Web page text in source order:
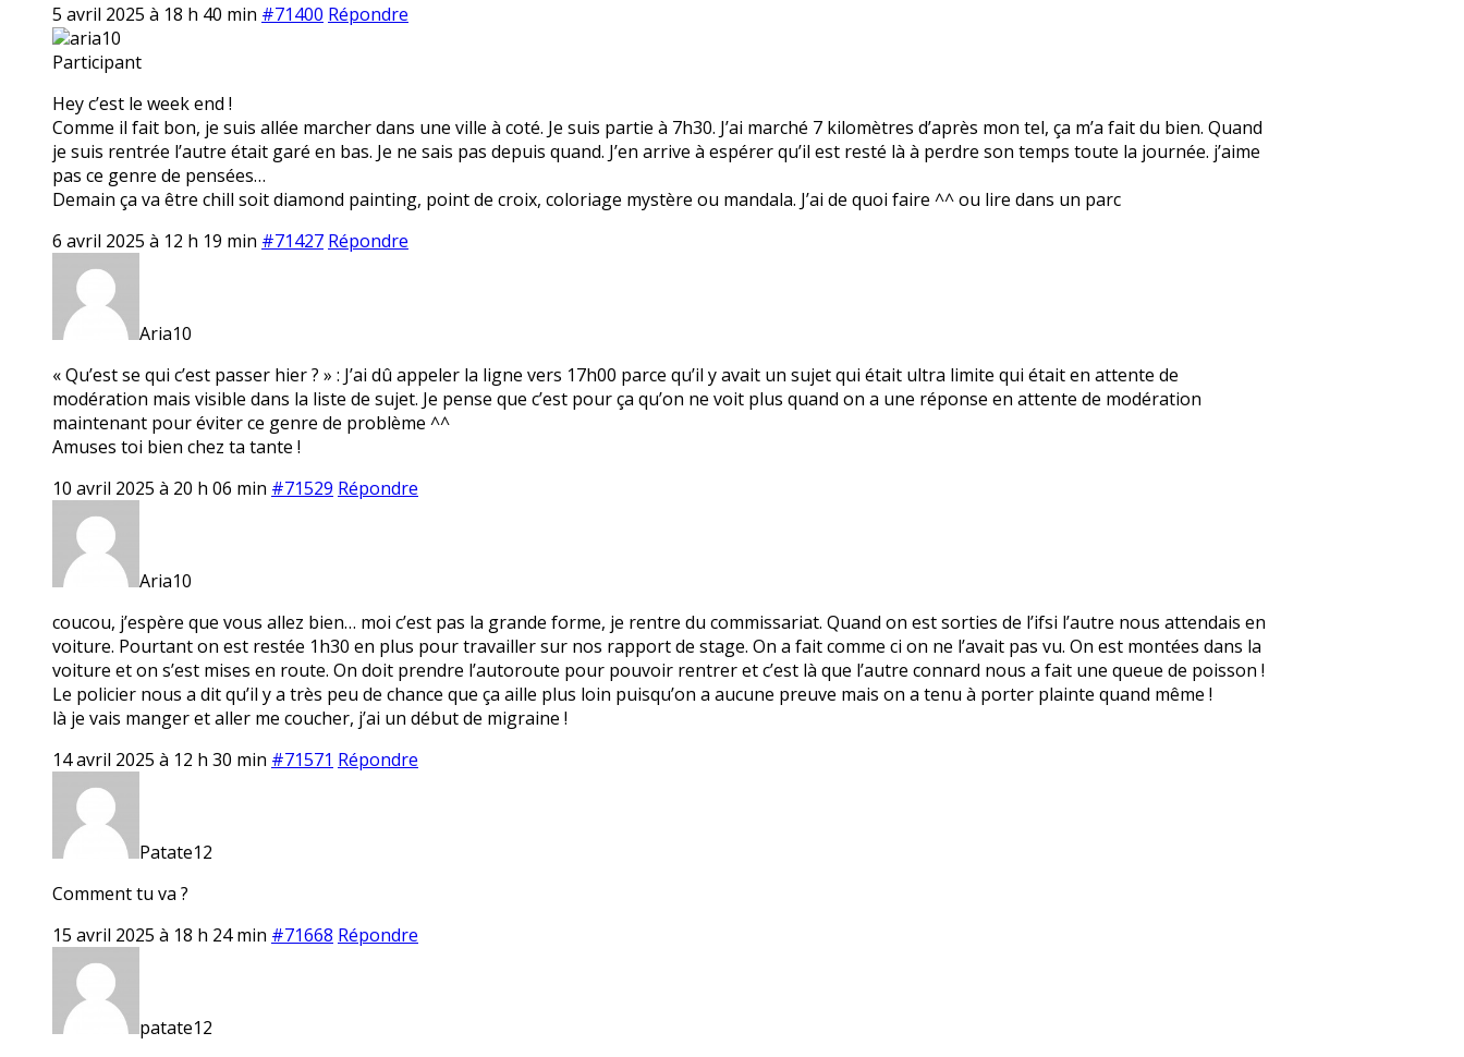
5 avril 2025 à 18 h 40 min #71400 Répondre
aria10
Participant
Hey c’est le week end !
Comme il fait bon, je suis allée marcher dans une ville à coté. Je suis partie à 7h30. J’ai marché 7 kilomètres d’après mon tel, ça m’a fait du bien. Quand
je suis rentrée l’autre était garé en bas. Je ne sais pas depuis quand. J’en arrive à espérer qu’il est resté là à perdre son temps toute la journée. j’aime
pas ce genre de pensées…
Demain ça va être chill soit diamond painting, point de croix, coloriage mystère ou mandala. J’ai de quoi faire ^^ ou lire dans un parc
6 avril 2025 à 12 h 19 min #71427 Répondre
Aria10
« Qu’est se qui c’est passer hier ? » : J’ai dû appeler la ligne vers 17h00 parce qu’il y avait un sujet qui était ultra limite qui était en attente de
modération mais visible dans la liste de sujet. Je pense que c’est pour ça qu’on ne voit plus quand on a une réponse en attente de modération
maintenant pour éviter ce genre de problème ^^
Amuses toi bien chez ta tante !
10 avril 2025 à 20 h 06 min #71529 Répondre
Aria10
coucou, j’espère que vous allez bien… moi c’est pas la grande forme, je rentre du commissariat. Quand on est sorties de l’ifsi l’autre nous attendais en
voiture. Pourtant on est restée 1h30 en plus pour travailler sur nos rapport de stage. On a fait comme ci on ne l’avait pas vu. On est montées dans la
voiture et on s’est mises en route. On doit prendre l’autoroute pour pouvoir rentrer et c’est là que l’autre connard nous a fait une queue de poisson !
Le policier nous a dit qu’il y a très peu de chance que ça aille plus loin puisqu’on a aucune preuve mais on a tenu à porter plainte quand même !
là je vais manger et aller me coucher, j’ai un début de migraine !
14 avril 2025 à 12 h 30 min #71571 Répondre
Patate12
Comment tu va ?
15 avril 2025 à 18 h 24 min #71668 Répondre
patate12